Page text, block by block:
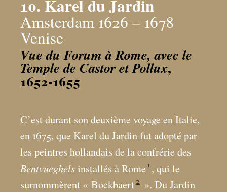
10. Karel du Jardin
Amsterdam 1626 – 1678
Venise
Vue du Forum à Rome, avec le
Temple de Castor et Pollux,
1652-1655
C’est durant son deuxième voyage en Italie,
en 1675, que Karel du Jardin fut adopté par
les peintres hollandais de la confrérie des
Bentvueghelsinstallés à Rome 1 , qui le
surnommèrent « Bockbaert 2 ». Du Jardin